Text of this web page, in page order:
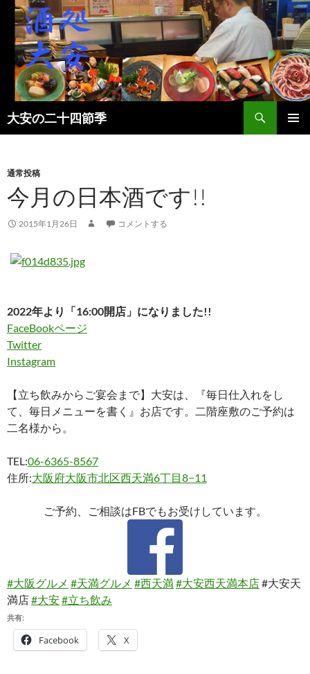
大安の二十四節季
検
索
ン
へ
キ
プ
通常投稿
今月の日本酒です!!
2015年1月26日 コメントする
2022年より「16:00開店」になりました!!
FaceBookページ
Twitter
Instagram
【立ち飲みからご宴会まで】大安は、『毎日仕入れをし
て、毎日メニューを書く』お店です。二階座敷のご予約は
二名様から。
TEL:06-6365-8567
住所:大阪府大阪市北区西天満6丁目8−11
ご予約、ご相談はFBでもお受けしています。
#大阪グルメ #天満グルメ #西天満#大安西天満本店#大安天
満店#大安#立ち飲み
共有:
Facebook X